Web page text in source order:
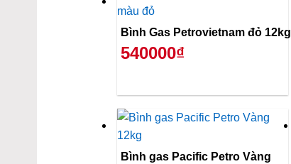
Bình Gas Petrovietnam đỏ 12kg
540000₫
Bình gas Pacific Petro Vàng